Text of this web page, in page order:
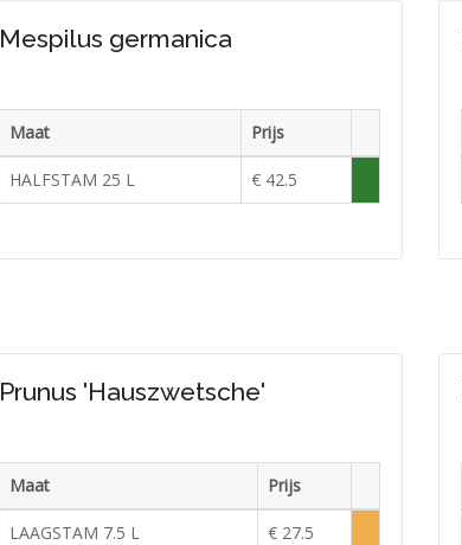
Mespilus germanica
Maat
Prijs
Voorraad
HALFSTAM 25 L € 42.5
Prunus 'Hauszwetsche'
Maat
Prijs
Voorraad
LAAGSTAM 7.5 L € 27.5